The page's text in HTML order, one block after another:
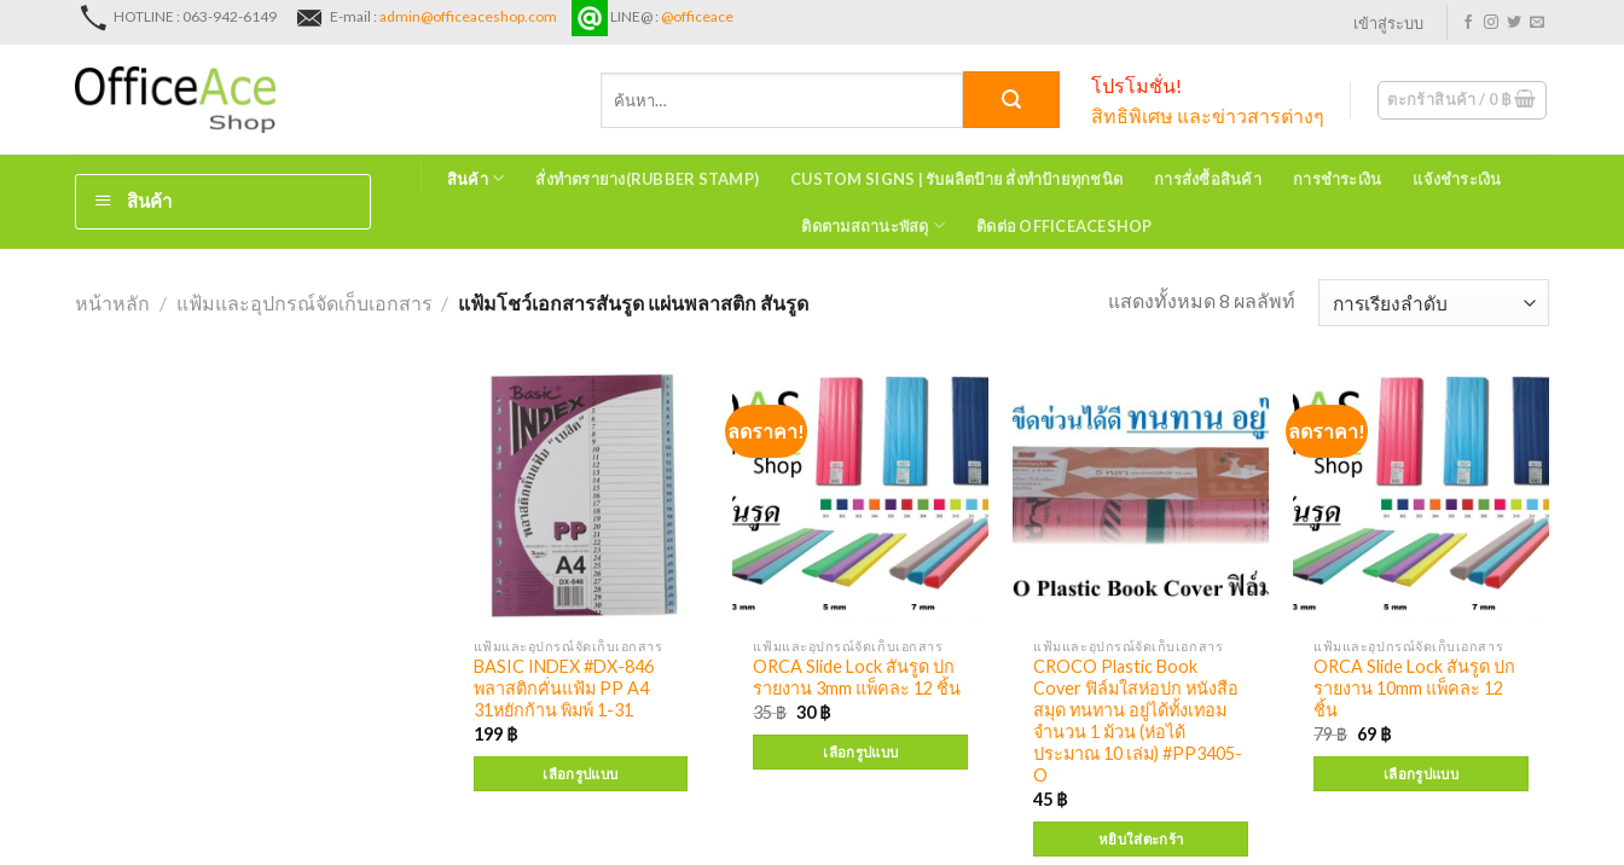
HOTLINE : 063-942-6149 E-mail : admin@officeaceshop.com LINE@ : @officeace เข้าสู่ระบบ
โปรโมชั่น!
สิทธิพิเศษ และข่าวสารต่างๆ
ตะกร้าสินค้า / 0฿
สินค้า
สินค้า สั่งทำตรายาง(RUBBER STAMP) CUSTOM SIGNS | รับผลิตป้าย สั่งทำป้ายทุกชนิด การสั่งซื้อสินค้า การชำระเงิน แจ้งชำระเงิน
ติดตามสถานะพัสดุ ติดต่อ OFFICEACESHOP
หน้าหลัก / แฟ้มและอุปกรณ์จัดเก็บเอกสาร / แฟ้มโชว์เอกสารสันรูด แผ่นพลาสติก สันรูด แสดงทั้งหมด 8 ผลลัพท์
แฟ้มและอุปกรณ์จัดเก็บเอกสาร
BASIC INDEX #DX-846
พลาสติกคั่นแฟ้ม PP A4
31หยักก้าน พิมพ์ 1-31
199 ฿
เลือกรูปแบบ
แฟ้มและอุปกรณ์จัดเก็บเอกสาร
CROCO Plastic Book
Cover ฟิล์มใสห่อปก หนังสือ
สมุด ทนทาน อยู่ได้ทั้งเทอม
จำนวน 1 ม้วน (ห่อได้
ประมาณ 10 เล่ม) #PP3405-
O
45 ฿
หยิบใส่ตะกร้า
ลดราคา!
แฟ้มและอุปกรณ์จัดเก็บเอกสาร
ORCA Slide Lock สันรูด ปก
รายงาน 10mm แพ็คละ 12
ชิ้น
79฿ 69 ฿
เลือกรูปแบบ
ลดราคา!
แฟ้มและอุปกรณ์จัดเก็บเอกสาร
ORCA Slide Lock สันรูด ปก
รายงาน 3mm แพ็คละ 12 ชิ้น
35฿ 30฿
เลือกรูปแบบ